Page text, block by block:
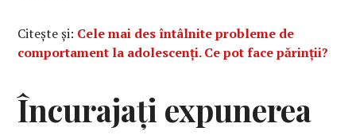
Citește și: Cele mai des întâlnite probleme de
comportament la adolescenți. Ce pot face părinții?
Încurajați expunerea